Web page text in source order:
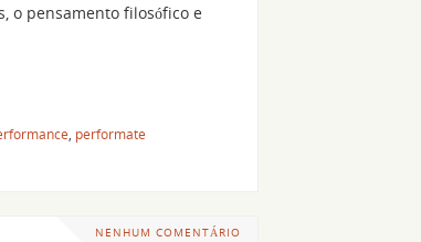
o pensamento filosófico e
performate
NENHUM COMENTÁRIO